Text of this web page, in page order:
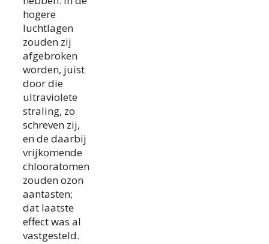
hogere
luchtlagen
zouden zij
afgebroken
worden, juist
door die
ultraviolete
straling, zo
schreven zij,
en de daarbij
vrijkomende
chlooratomen
zouden ozon
aantasten;
dat laatste
effect was al
vastgesteld.